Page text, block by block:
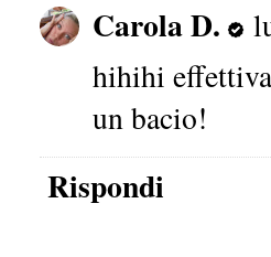
Carola D.
hihihi
un bacio!
Rispondi